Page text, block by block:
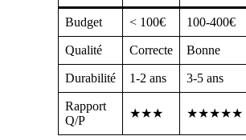
Budget < 100€ 100-400€
Qualité Correcte Bonne
Durabilité 1-2 ans 3-5 ans
Rapport
Q/P
★★★ ★★★★★